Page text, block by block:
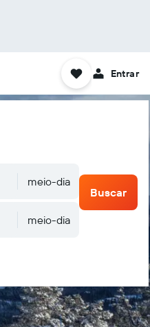
Entrar
meio-dia
meio-dia
Buscar